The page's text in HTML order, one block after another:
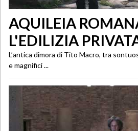
AQUILEIA
L'EDILIZIA
L’antica dimora di Tito Macro, tra
e magnifici ...